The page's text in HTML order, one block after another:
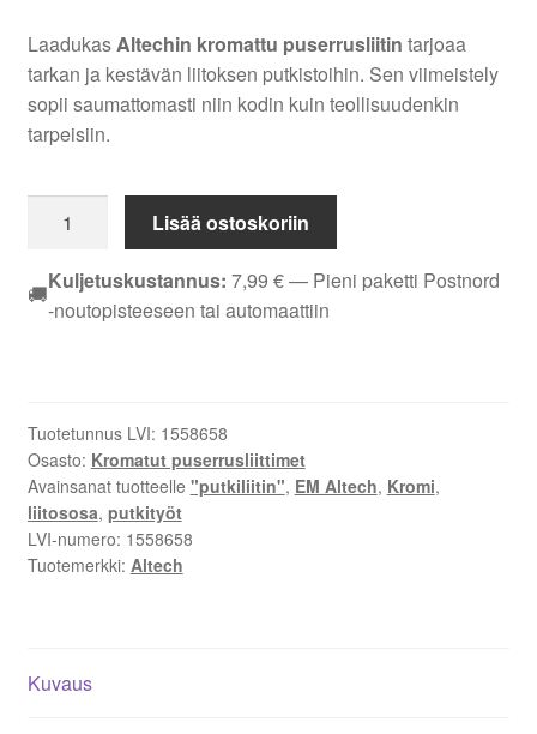
LaadukasAltechin kromattu puserrusliitin tarjoaa
tarkan ja kestävän liitoksen putkistoihin. Sen viimeistely
sopii saumattomasti niin kodin kuin teollisuudenkin
tarpeisiin.
LIITIN
EM
määrä
Lisää ostoskoriin
🚚Kuljetuskustannus: 7,99 €— Pieni paketti Postnord
-noutopisteeseen tai automaattiin
Tuotetunnus LVI: 1558658
Osasto: Kromatut puserrusliittimet
Avainsanat tuotteelle "putkiliitin", EM Altech, Kromi,
liitososa, putkityöt
LVI-numero: 1558658
Tuotemerkki: Altech
Kuvaus